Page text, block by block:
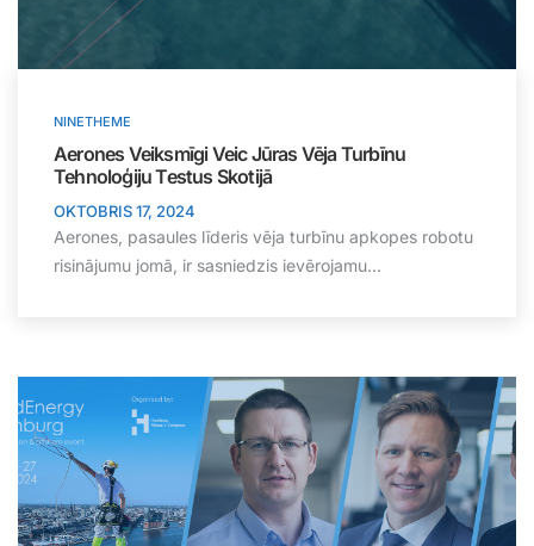
NINETHEME
Aerones Veiksmīgi Veic Jūras Vēja Turbīnu
Tehnoloģiju Testus Skotijā
OKTOBRIS 17, 2024
Aerones, pasaules līderis vēja turbīnu apkopes robotu
risinājumu jomā, ir sasniedzis ievērojamu...